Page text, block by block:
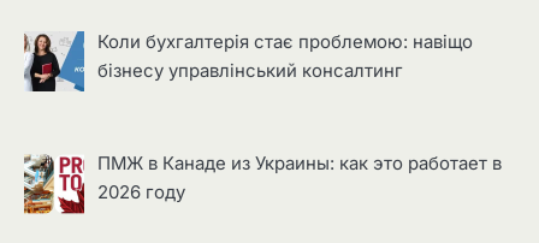
Коли бухгалтерія стає проблемою: навіщо
бізнесу управлінський консалтинг
ПМЖ в Канаде из Украины: как это работает в
2026 году